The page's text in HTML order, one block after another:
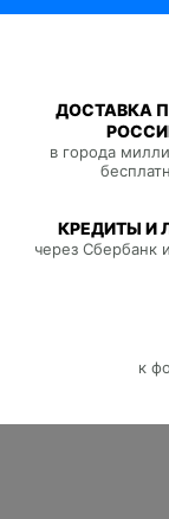
ДОСТАВКА
в города
КРЕДИТЫ И
через Сбербанк
к